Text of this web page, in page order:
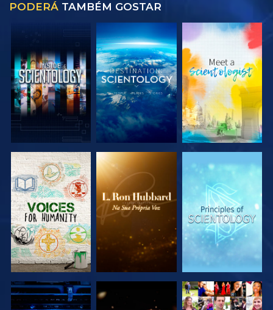
PODERÁ TAMBÉM GOSTAR
EXPLORAR A
SÉRIE
EXPLORAR A
SÉRIE
EXPLORAR A
SÉRIE